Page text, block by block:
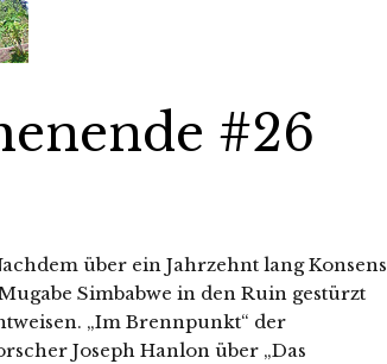
#26
über ein Jahrzehnt lang Konsens
Simbabwe in den Ruin gestürzt
„Im Brennpunkt“ der
Joseph Hanlon über „Das